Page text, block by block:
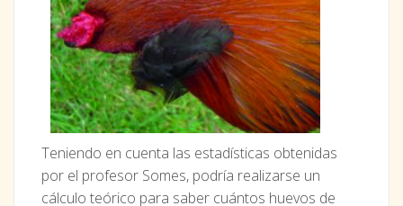
Teniendo en cuenta las estadísticas obtenidas
por el profesor Somes, podría realizarse un
cálculo teórico para saber cuántos huevos de